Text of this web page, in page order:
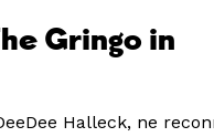
Gringo in
Halleck, ne